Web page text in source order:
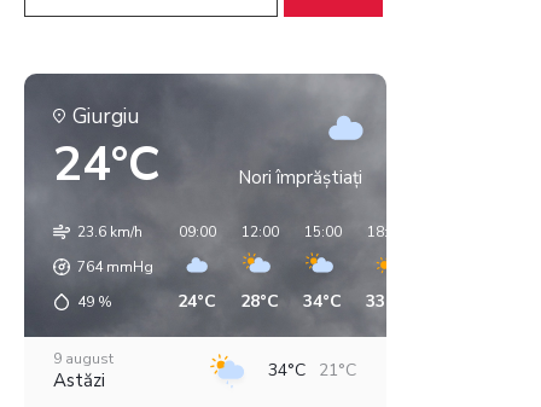
Giurgiu
24°C Nori împrăștiați
23.6 km/h
764mmHg
49 %
09:00
24°C
12:00
28°C
15:00
34°C
18:00
33°C
9 august
Astăzi 34°C 21°C